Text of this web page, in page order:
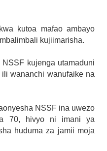
kutoa mafao ambayo
kujiimarisha.
kujenga utamaduni
wananchi wanufaike na
NSSF ina uwezo
70, hivyo ni imani ya
huduma za jamii moja